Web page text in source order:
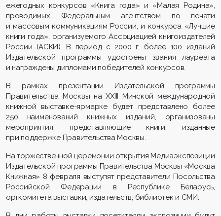
ежегодных конкурсов «Книга года» и «Малая Родина»,
проводимых Федеральным агентством по печати
и массовым коммуникациям России, и конкурса «Лучшие
книги года», организуемого Ассоциацией книгоиздателей
России (АСКИ). В период с 2000 г. более 100 изданий
Издательской программы удостоены звания лауреата
и награждены дипломами победителей конкурсов.
В рамках презентации Издательской программы
Правительства Москвы наXXIII Минской международной
книжной выставке-ярмарке будет представлено более
250 наименований книжных изданий, организованы
мероприятия, представляющие книги, изданные
при поддержке Правительства Москвы.
На торжественной церемонии открытия Медиаэкспозиции
Издательской программы Правительства Москвы «Москва
Книжная» 8 февраля выступят представители Посольства
Российской Федерации в Республике Беларусь,
оргкомитета выставки, издательств, библиотек и СМИ.